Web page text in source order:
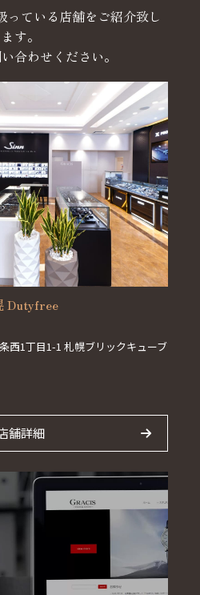
っている店舗をご紹介致し
ます。
合わせください。
Dutyfree
西1丁目1-1 札幌ブリックキューブ
舗詳細